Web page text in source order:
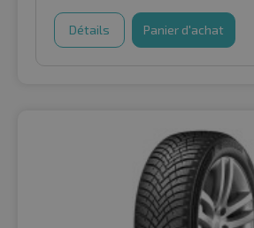
Détails Panier d'achat